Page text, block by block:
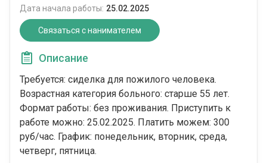
Дата начала работы: 25.02.2025
Связаться с нанимателем
Описание
Требуется: сиделка для пожилого человека.
Возрастная категория больного: cтарше 55 лет.
Формат работы: без проживания. Приступить к
работе можно: 25.02.2025. Платить можем: 300
руб/час. График: понедельник, вторник, среда,
четверг, пятница.